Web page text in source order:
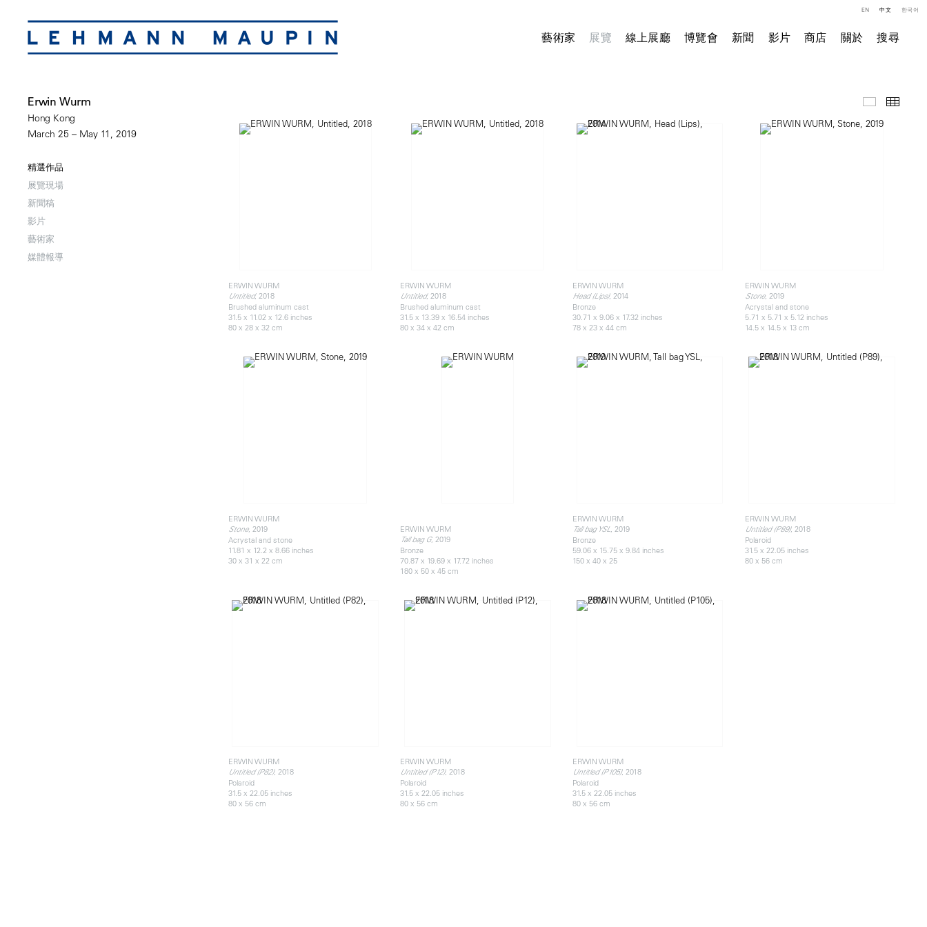
藝術家 展覽 線上展廳 博覽會 新聞 影片 商店 關於 搜尋
EN 中文 한국어
Erwin Wurm
Hong Kong
March 25 – May 11, 2019
精選作品
展覽現場
新聞稿
影片
藝術家
媒體報導
精選作品
ERWIN WURM
Untitled, 2018
Brushed aluminum cast
31.5 x 11.02 x 12.6 inches
80 x 28 x 32 cm
ERWIN WURM
Untitled, 2018
Brushed aluminum cast
31.5 x 13.39 x 16.54 inches
80 x 34 x 42 cm
ERWIN WURM
Head (Lips), 2014
Bronze
30.71 x 9.06 x 17.32 inches
78 x 23 x 44 cm
ERWIN WURM
Stone, 2019
Acrystal and stone
5.71 x 5.71 x 5.12 inches
14.5 x 14.5 x 13 cm
ERWIN WURM
Stone, 2019
Acrystal and stone
11.81 x 12.2 x 8.66 inches
30 x 31 x 22 cm
ERWIN WURM
Tall bag G, 2019
Bronze
70.87 x 19.69 x 17.72 inches
180 x 50 x 45 cm
ERWIN WURM
Tall bag YSL , 2019
Bronze
59.06 x 15.75 x 9.84 inches
150 x 40 x 25
ERWIN WURM
Untitled (P89), 2018
Polaroid
31.5 x 22.05 inches
80 x 56 cm
ERWIN WURM
Untitled (P82), 2018
Polaroid
31.5 x 22.05 inches
80 x 56 cm
ERWIN WURM
Untitled (P12), 2018
Polaroid
31.5 x 22.05 inches
80 x 56 cm
ERWIN WURM
Untitled (P105), 2018
Polaroid
31.5 x 22.05 inches
80 x 56 cm